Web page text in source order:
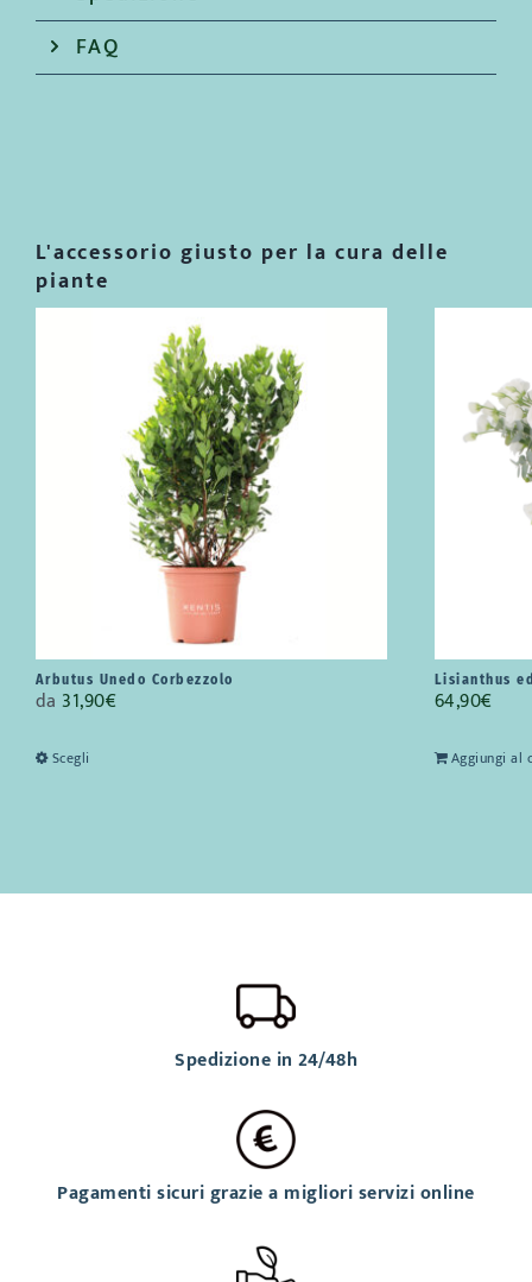
FAQ
L'accessorio giusto per la cura delle
piante
Arbutus Unedo Corbezzolo
da31,90€
Scegli
Lisianthus
64,90€
Aggiungi al
Spedizione in 24/48h
Pagamenti sicuri grazie a migliori servizi online